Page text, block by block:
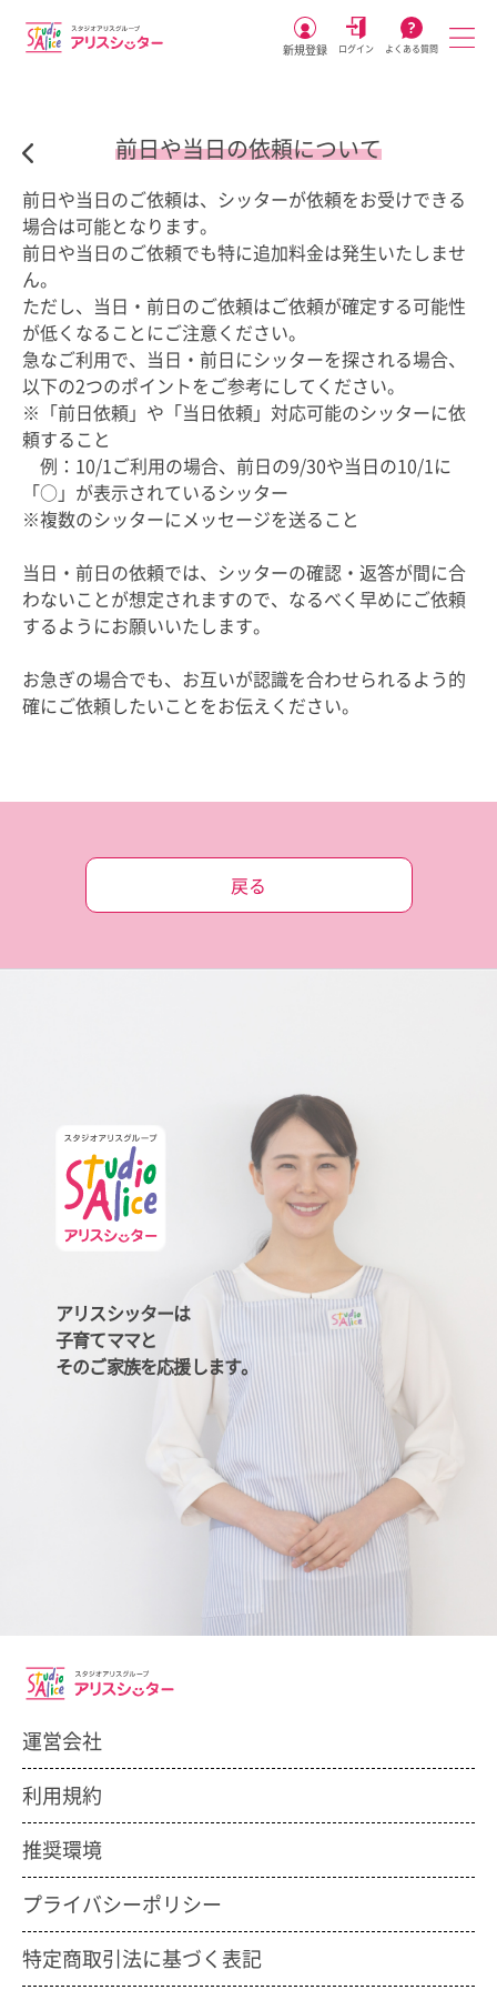
新規登録 ログイン よくある質問
前日や当日の依頼について
前日や当日のご依頼は、シッターが依頼をお受けできる
場合は可能となります。
前日や当日のご依頼でも特に追加料金は発生いたしませ
ん。
ただし、当日・前日のご依頼はご依頼が確定する可能性
が低くなることにご注意ください。
急なご利用で、当日・前日にシッターを探される場合、
以下の2つのポイントをご参考にしてください。
※「前日依頼」や「当日依頼」対応可能のシッターに依
頼すること
例：10/1ご利用の場合、前日の9/30や当日の10/1に
「○」が表示されているシッター
※複数のシッターにメッセージを送ること
当日・前日の依頼では、シッターの確認・返答が間に合
わないことが想定されますので、なるべく早めにご依頼
するようにお願いいたします。
お急ぎの場合でも、お互いが認識を合わせられるよう的
確にご依頼したいことをお伝えください。
戻る
アリスシッターは
子育てママと
運営会社
利用規約
推奨環境
プライバシーポリシー
特定商取引法に基づく表記